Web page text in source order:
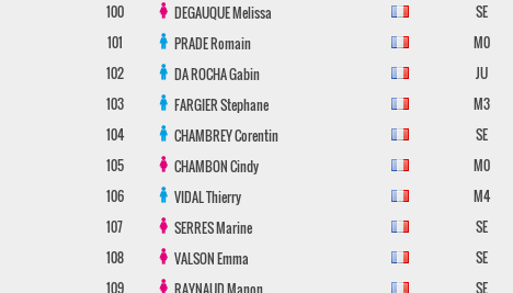
100
DEGAUQUEMelissa SE
101
PRADERomain M0
102
DA ROCHAGabin JU
103
FARGIERStephane M3
104
CHAMBREYCorentin SE
105
CHAMBONCindy M0
106
VIDALThierry M4
107
SERRESMarine SE
108
VALSONEmma SE
109
RAYNAUDManon SE